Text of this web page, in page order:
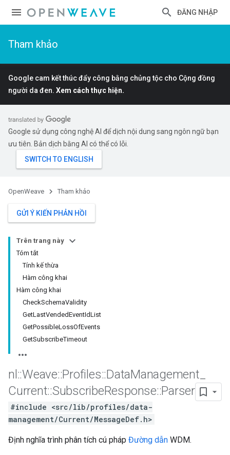
ĐĂNG NHẬP
Tham khảo
Google cam kết thúc đẩy công bằng chủng tộc cho Cộng đồng
người da đen. Xem cách thực hiện.
Google sử dụng công nghệ AI để dịch nội dung sang ngôn ngữ bạn
ưu tiên. Bản dịch bằng AI có thể có lỗi.
OpenWeave Tham khảo
GỬI Ý KIẾN PHẢN HỒI
Trên trang này
Tóm tắt
Tính kế thừa
Hàm công khai
Hàm công khai
CheckSchemaValidity
GetLastVendedEventIdList
GetPossibleLossOfEvents
GetSubscribeTimeout
nl ::Weave::Profiles::DataManagement
Current::SubscribeResponse::Parser
#include <src/lib/profiles/data-
management/Current/MessageDef.h>
Định nghĩa trình phân tích cú pháp Đường dẫn WDM.